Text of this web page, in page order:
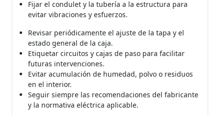
Fijar el condulet y la tubería a la estructura para
evitar vibraciones y esfuerzos.
Revisar periódicamente el ajuste de la tapa y el
estado general de la caja.
Etiquetar circuitos y cajas de paso para facilitar
futuras intervenciones.
Evitar acumulación de humedad, polvo o residuos
en el interior.
Seguir siempre las recomendaciones del fabricante
y la normativa eléctrica aplicable.